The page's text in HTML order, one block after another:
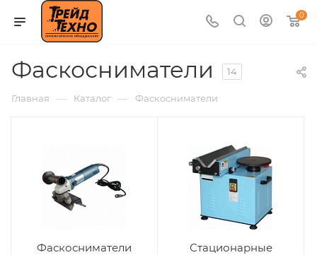
0
Фаскосниматели 14
Главная — Каталог — Фаскосниматели
Фаскосниматели
Стационарные